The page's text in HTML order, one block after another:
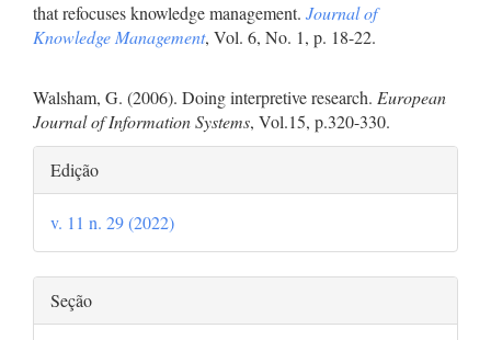
that refocuses knowledge management. Journal of
Knowledge Management, Vol. 6, No. 1, p. 18-22.
Walsham, G. (2006). Doing interpretive research. European
Journal of Information Systems, Vol.15, p.320-330.
Detalhes
do
artigo
Edição
v. 11 n. 29 (2022)
Seção